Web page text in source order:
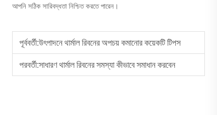
আপনি সঠিক সারিবদ্ধতা নিশ্চিত করতে পারেন।
পূর্ববর্তী:উৎপাদনে থার্মাল রিবনের অপচয় কমানোর কয়েকটি টিপস
পরবর্তী:সাধারণ থার্মাল রিবনের সমস্যা কীভাবে সমাধান করবেন